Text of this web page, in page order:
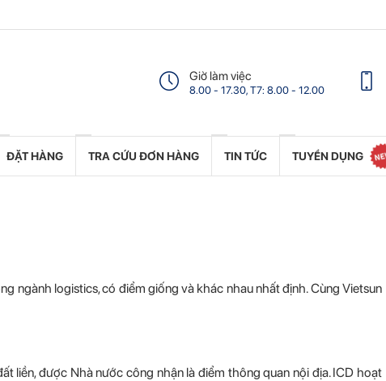
Giờ làm việc
8.00 - 17.30, T7: 8.00 - 12.00
ĐẶT HÀNG TRA CỨU ĐƠN HÀNG TIN TỨC TUYỂN DỤNG
ngành logistics, có điểm giống và khác nhau nhất định. Cùng Vietsun
liền, được Nhà nước công nhận là điểm thông quan nội địa. ICD hoạt